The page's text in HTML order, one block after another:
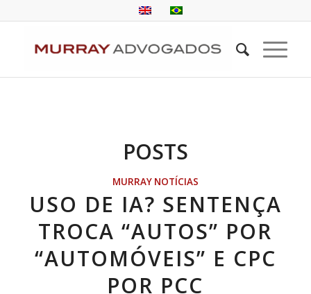
POSTS
MURRAY NOTÍCIAS
USO DE IA? SENTENÇA
TROCA “AUTOS” POR
“AUTOMÓVEIS” E CPC
POR PCC